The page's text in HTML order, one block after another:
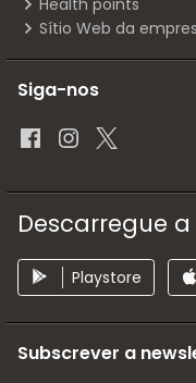
Health points
Sítio Web da
Siga-nos
Descarregue
Playstore
Subscrever a